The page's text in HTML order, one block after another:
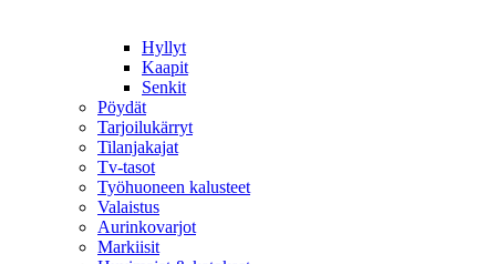
Hyllyt
Kaapit
Senkit
Pöydät
Tarjoilukärryt
Tilanjakajat
Tv-tasot
Työhuoneen kalusteet
Valaistus
Aurinkovarjot
Markiisit